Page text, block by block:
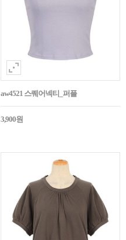
aw4521 스퀘어넥티_퍼플
3,900원